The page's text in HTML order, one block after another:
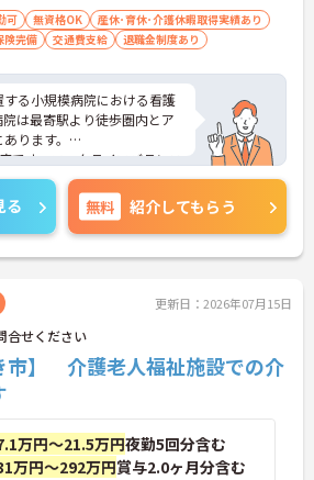
め、生活の変化にも対応で
と少なく、日勤帯の勤務が中
の両立を図りながら働けま
可 無資格OK
産休･育休･介護休暇取得実績あり
険完備 交通費支給 退職金制度あり
る小規模病院における看護
は最寄駅より徒歩圏内とア
ります。
です。ワークライフバランス
だけます。また、育児休業
あり、ライフステージが変
です。
接対策ポイントなど、さら
でお気軽にご相談くださ
る 無料 紹介してもらう
更新日：2026年07月15日
せください
市】 介護老人福祉施設での介
万円～21.5万円夜勤5回分含む
万円～292万円賞与2.0ヶ月分含む